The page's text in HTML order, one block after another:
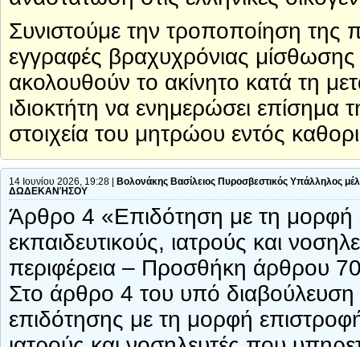
Συνιστούμε την τροποποίηση της
εγγραφές βραχυχρόνιας
ακολουθούν το ακίνητο κατά τη
ιδιοκτήτη να ενημερώσει επίσημα
στοιχεία του μητρώου εντός
14 Ιουνίου 2026, 19:28 |
Βολονάκης Βασίλειος Πυροσβεστικός Υπάλληλος
ΔΩΔΕΚΑΝΉΣΟΥ
Άρθρο 4 «Επιδότηση με τη μορφή
εκπαιδευτικούς, ιατρούς και
περιφέρεια – Προσθήκη άρθρου
Στο άρθρο 4 του υπό
επιδότησης με τη μορφή